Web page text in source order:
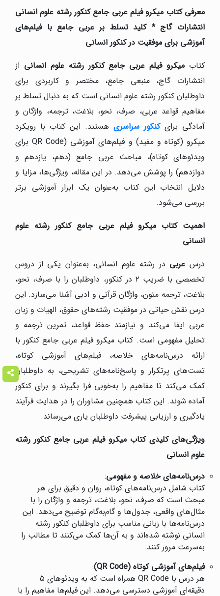
معرفی کتاب میکرو فیلم عربی جامع کنکور رشته علوم انسانی
انتشارات گاج * کلید تسلط بر عربی جامع با فیلم‌های
آموزشی برای موفقیت در کنکور انسانی
کتاب میکرو فیلم عربی جامع کنکور رشته علوم انسانی از
انتشارات گاج، منبعی جامع، مختصر و کاربردی برای
داوطلبان کنکور رشته علوم انسانی است که به دنبال تسلط بر
مفاهیم قواعد عربی، صرف، نحو، بلاغت، ترجمه، واژگان و
آمادگی برایکنکور سراسری هستند. این کتاب با رویکرد
میکرو (کوتاه و مفید) و فیلم‌های آموزشی (QR Code برای
ویدئوهای کوتاه)، مباحث عربی جامع (دهم، یازدهم و
دوازدهم) را پوشش می‌دهد. در این مقاله، ویژگی‌ها، مزایا و
دلایل انتخاب این کتاب به‌عنوان یک ابزار آموزشی برتر
بررسی می‌شود.
اهمیت کتاب میکرو فیلم عربی جامع کنکور رشته علوم
انسانی
درس عربی در رشته علوم انسانی، به‌عنوان یکی از دروس
تخصصی با ضریب ۲ در کنکور، داوطلبان را با صرف، نحو،
بلاغت، ترجمه متون، واژگان قرآنی و ادبی آشنا می‌سازد. این
درس نقش حیاتی در موفقیت رشته‌های حقوق، الهیات و زبان
عربی ایفا می‌کند و نیازمند حفظ قواعد، تمرین ترجمه و
تحلیل مفهومی است. کتاب میکرو فیلم عربی جامع کنکور با
ارائه درس‌نامه‌های خلاصه، فیلم‌های آموزشی کوتاه،
تست‌های پرتکرار و پاسخ‌نامه‌های تشریحی، به داوطلبان
کمک می‌کند تا مفاهیم را به‌خوبی فرا بگیرند و برای کنکور
آماده شوند. این کتاب همچنین مشاوران را در هدایت فرآیند
یادگیری و ارزیابی پیشرفت داوطلبان یاری می‌رساند.
ویژگی‌های کلیدی کتاب میکرو فیلم عربی جامع کنکور رشته
علوم انسانی
درس‌نامه‌های خلاصه و مفهومی:
کتاب شامل درس‌نامه‌های کوتاه، روان و دقیق برای هر
مبحث است که صرف، نحو، بلاغت، ترجمه و واژگان را با
مثال‌های واقعی، جدول‌ها و گام‌به‌گام توضیح می‌دهد. این
درس‌نامه‌ها با زبانی مناسب برای داوطلبان کنکور رشته
انسانی نوشته شده‌اند و به آن‌ها کمک می‌کنند تا مطالب را
به‌سرعت مرور کنند.
فیلم‌های آموزشی کوتاه (QR Code)
:
هر درس با QR Code همراه است که به ویدئوهای ۵
دقیقه‌ای آموزشی دسترسی می‌دهد. این فیلم‌ها مفاهیم را با